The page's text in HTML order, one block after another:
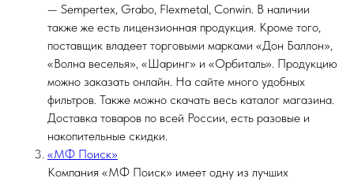
— Sempertex, Grabo, Flexmetal, Conwin. В наличии
также же есть лицензионная продукция. Кроме того,
поставщик владеет торговыми марками «Дон Баллон»,
«Волна веселья», «Шаринг» и «Орбиталь». Продукцию
можно заказать онлайн. На сайте много удобных
фильтров. Также можно скачать весь каталог магазина.
Доставка товаров по всей России, есть разовые и
накопительные скидки.
«МФ Поиск»
Компания «МФ Поиск» имеет одну из лучших